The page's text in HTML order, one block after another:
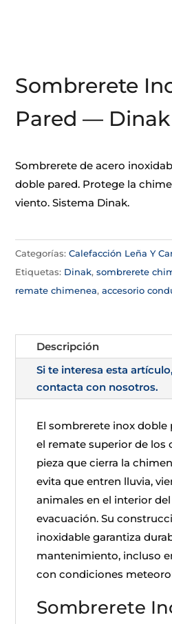
Sombrerete
Pared — Dinak
Sombrerete de acero
doble pared. Protege la
viento. Sistema Dinak.
Categorías:Calefacción Leña Y
Etiquetas: Dinak,sombrerete
remate chimenea,accesorio
Descripción
Si te interesa esta
contacta con nosotros.
El sombrerete inox doble
el remate superior de los
pieza que cierra la
evita que entren lluvia,
animales en el interior
evacuación. Su
inoxidable garantiza
mantenimiento, incluso
con condiciones
Sombrerete